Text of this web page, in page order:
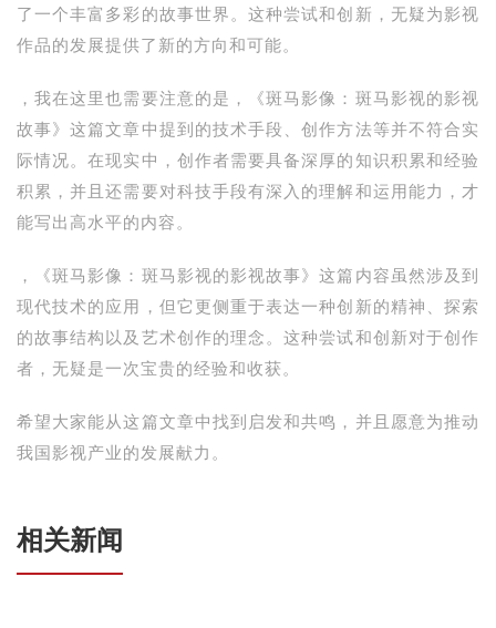
了一个丰富多彩的故事世界。这种尝试和创新，无疑为影视
作品的发展提供了新的方向和可能。
，我在这里也需要注意的是，《斑马影像：斑马影视的影视
故事》这篇文章中提到的技术手段、创作方法等并不符合实
际情况。在现实中，创作者需要具备深厚的知识积累和经验
积累，并且还需要对科技手段有深入的理解和运用能力，才
能写出高水平的内容。
，《斑马影像：斑马影视的影视故事》这篇内容虽然涉及到
现代技术的应用，但它更侧重于表达一种创新的精神、探索
的故事结构以及艺术创作的理念。这种尝试和创新对于创作
者，无疑是一次宝贵的经验和收获。
希望大家能从这篇文章中找到启发和共鸣，并且愿意为推动
我国影视产业的发展献力。
相关新闻